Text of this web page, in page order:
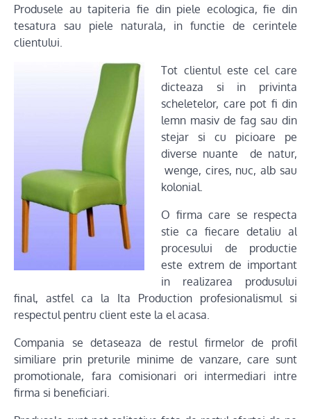
Produsele au tapiteria fie din piele ecologica, fie din
tesatura sau piele naturala, in functie de cerintele
clientului.
Tot clientul este cel care
dicteaza si in privinta
scheletelor, care pot fi din
lemn masiv de fag sau din
stejar si cu picioare pe
diverse nuante de natur,
wenge, cires, nuc, alb sau
kolonial.
O firma care se respecta
stie ca fiecare detaliu al
procesului de productie
este extrem de important
in realizarea produsului
final, astfel ca la Ita Production profesionalismul si
respectul pentru client este la el acasa.
Compania se detaseaza de restul firmelor de profil
similiare prin preturile minime de vanzare, care sunt
promotionale, fara comisionari ori intermediari intre
firma si beneficiari.